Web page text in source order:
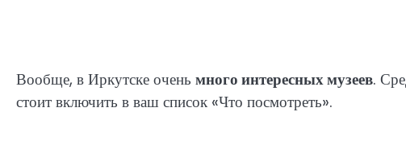
Вообще, в Иркутске очень много интересных музеев.
стоит включить в ваш список «Что посмотреть».